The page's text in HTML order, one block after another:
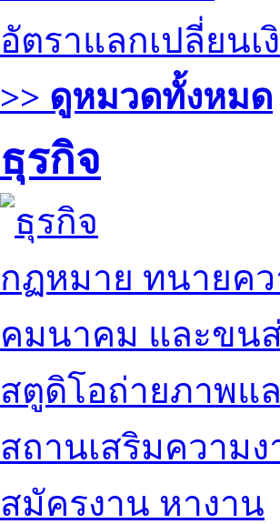
อัตราแลกเปลี่ยนเ
>> ดูหมวดทั้งหมด
ธุรกิจ
กฏหมาย ทนายค
คมนาคม และขน
สตูดิโอถ่ายภาพแ
สถานเสริมความง
สมัครงาน หางาน